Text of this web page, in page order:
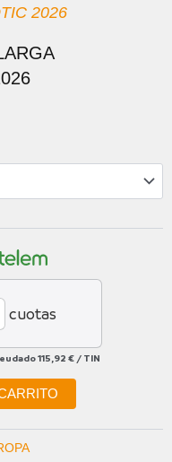
2026
cuotas
115,92 € / TIN